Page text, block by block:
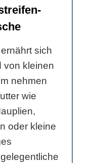
sich
von kleinen
nehmen
wie
oder kleine